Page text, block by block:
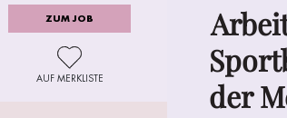
ZUM JOB
AUF MERKLISTE
der